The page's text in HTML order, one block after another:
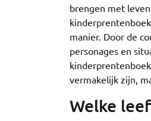
brengen met
manier. Door de
personages en
vermakelijk zijn,
Welke